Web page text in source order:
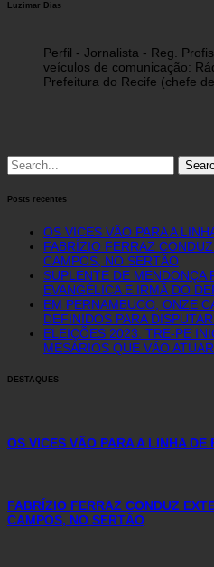
Luzimar Dias
Perfil - Jornalista - Reg.
veículos de comunicação:
Prefeitura do Recife (chefe
Search
for:
Posts recentes
OS VICES VÃO PARA A
FABRÍZIO FERRAZ
CAMPOS, NO SERTÃO
SUPLENTE DE MENDONÇA
EVANGÉLICA E IRMÃ DO
EM PERNAMBUCO, ONZE
DEFINIDOS PARA
ELEIÇÕES 2023: TRE-PE
MESÁRIOS QUE VÃO
DESTAQUES
OS VICES VÃO PARA A LINHA DE
FABRÍZIO FERRAZ CONDUZ
CAMPOS, NO SERTÃO